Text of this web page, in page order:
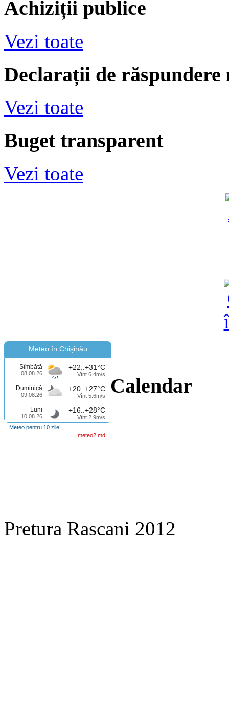
Achiziții publice
Vezi toate
Declarații de răspundere
Vezi toate
Buget transparent
Vezi toate
Meteo în Chişinău
Sîmbătă
08.08.26
+22..+31°C
Vînt 6.4m/s
Duminică
09.08.26
+20..+27°C
Vînt 5.6m/s
Luni
10.08.26
+16..+28°C
Vînt 2.9m/s
Meteo pentru 10 zile
meteo2.md
Calendar
Pretura Rascani 2012